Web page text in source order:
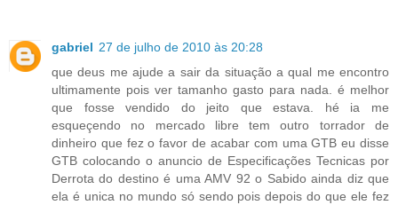
gabriel 27 de julho de 2010 às 20:28
que deus me ajude a sair da situação a qual me encontro
ultimamente pois ver tamanho gasto para nada. é melhor
que fosse vendido do jeito que estava. hé ia me
esqueçendo no mercado libre tem outro torrador de
dinheiro que fez o favor de acabar com uma GTB eu disse
GTB colocando o anuncio de Especificações Tecnicas por
Derrota do destino é uma AMV 92 o Sabido ainda diz que
ela é unica no mundo só sendo pois depois do que ele fez